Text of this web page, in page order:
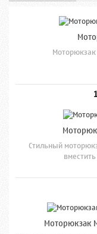
Стильный
Моторюкзак